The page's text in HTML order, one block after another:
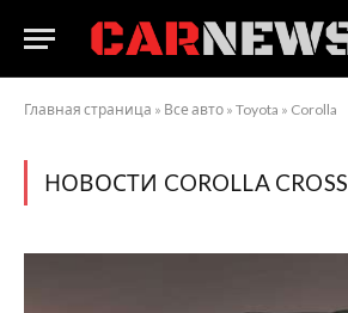
Главная страница » Все авто » Toyota » Corolla
НОВОСТИ COROLLA CROSS